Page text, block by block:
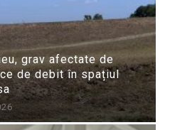
grav afectate de
de debit în spațiul